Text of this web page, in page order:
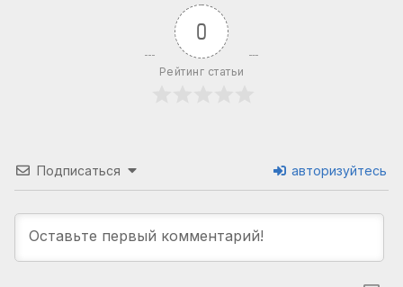
0
Рейтинг статьи
Подписаться авторизуйтесь